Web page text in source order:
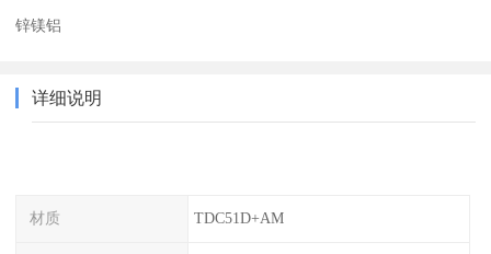
锌镁铝
详细说明
材质 TDC51D+AM